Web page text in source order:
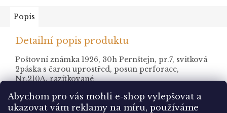
Abychom pro vás mohli e-shop vylepšovat a
ukazovat vám reklamy na míru, používáme
Popis
Detailní popis produktu
Poštovní známka 1926, 30h Pernštejn, pr.7, svitková
2páska s čarou uprostřed, posun perforace,
Nr.210A, razítkované